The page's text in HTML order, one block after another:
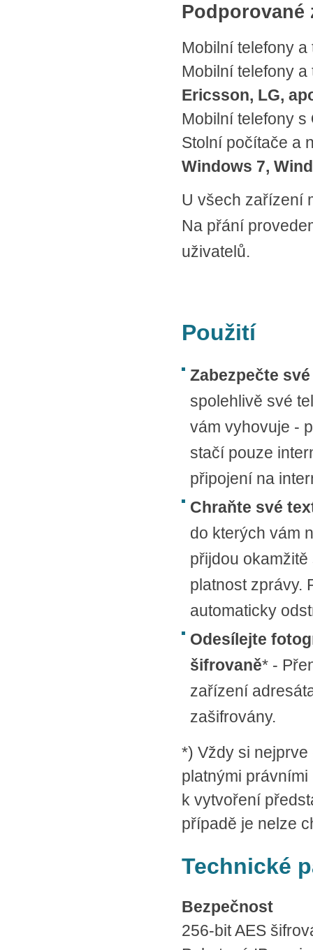
Podporované
Mobilní telefony
Mobilní telefony
Ericsson, LG,
Mobilní telefony s
Stolní počítače a
Windows 7,
U všech zařízení
Na přání
uživatelů.
Použití
Zabezpečte
spolehlivě své
vám vyhovuje -
stačí pouze
připojení na
Chraňte své
do kterých vám
přijdou
platnost zprávy.
automaticky
Odesílejte
šifrovaně* -
zařízení
zašifrovány.
*) Vždy si
platnými
k vytvoření
případě je nelze
Technické
Bezpečnost
256-bit AES